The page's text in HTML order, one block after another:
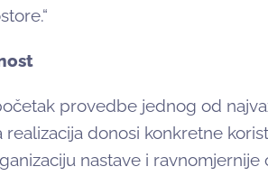
provedbe jednog od
donosi konkretne
nastave i ravnomjernije